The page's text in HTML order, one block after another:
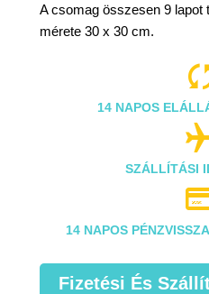
A csomag összesen 9 lapot
mérete 30 x 30 cm.
14 NAPOS
SZÁLLÍTÁSI
14 NAPOS
Fizetési És